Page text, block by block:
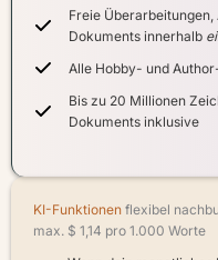
Freie
Dokuments innerhalb
Alle Hobby- und
Bis zu 20 Millionen
Dokuments inklusive
KI-Funktionen flexibel
max. $ 1,14 pro 1.000 Worte